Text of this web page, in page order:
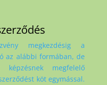
megkezdésig a
az alábbi formában, de
megfelelő
köt egymással.